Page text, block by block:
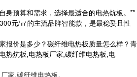
身预算和需求，选择最适合的电热炕板。**
元/㎡的主流品牌智能款，是最稳妥且性
报价是多少？碳纤维电热板质量怎么样？青
热炕板,电热板厂家,碳纤维电热板,电
家,碳纤维电热板,